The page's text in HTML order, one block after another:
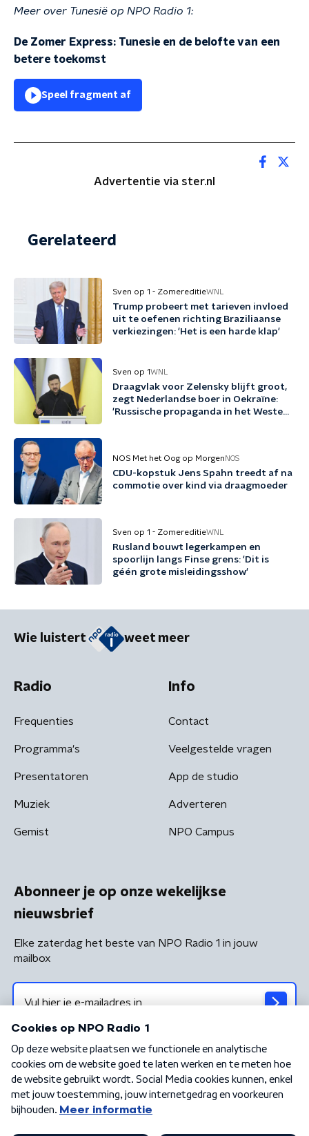
Meer over Tunesië op NPO Radio 1:
De Zomer Express: Tunesie en de belofte van een
betere toekomst
Speel fragment af
Advertentie via ster.nl
Gerelateerd
Sven op 1 - ZomereditieWNL
Trump probeert met tarieven invloed
uit te oefenen richting Braziliaanse
verkiezingen: 'Het is een harde klap'
Sven op 1WNL
Draagvlak voor Zelensky blijft groot,
zegt Nederlandse boer in Oekraïne:
'Russische propaganda in het Westen
NOS Met het Oog op Morgen NOS
CDU-kopstuk Jens Spahn treedt af na
commotie over kind via draagmoeder
Sven op 1 - ZomereditieWNL
Rusland bouwt legerkampen en
spoorlijn langs Finse grens: 'Dit is
géén grote misleidingsshow'
Wie luistert weet meer
Radio
Frequenties
Programma's
Presentatoren
Muziek
Gemist
Info
Contact
Veelgestelde vragen
App de studio
Adverteren
NPO Campus
Abonneer je op onze wekelijkse
nieuwsbrief
Elke zaterdag het beste van NPO Radio 1 in jouw
mailbox
Algemene voorwaarden